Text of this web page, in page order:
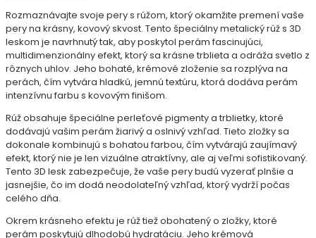
Rozmaznávajte svoje pery s rúžom, ktorý okamžite premení vaše
pery na krásny, kovový skvost. Tento špeciálny metalický rúž s 3D
leskom je navrhnutý tak, aby poskytol perám fascinujúci,
multidimenzionálny efekt, ktorý sa krásne trblieta a odráža svetlo z
rôznych uhlov. Jeho bohaté, krémové zloženie sa rozplýva na
perách, čím vytvára hladkú, jemnú textúru, ktorá dodáva perám
intenzívnu farbu s kovovým finišom.
Rúž obsahuje špeciálne perleťové pigmenty a trblietky, ktoré
dodávajú vašim perám žiarivý a oslnivý vzhľad. Tieto zložky sa
dokonale kombinujú s bohatou farbou, čím vytvárajú zaujímavý
efekt, ktorý nie je len vizuálne atraktívny, ale aj veľmi sofistikovaný.
Tento 3D lesk zabezpečuje, že vaše pery budú vyzerať plnšie a
jasnejšie, čo im dodá neodolateľný vzhľad, ktorý vydrží počas
celého dňa.
Okrem krásneho efektu je rúž tiež obohatený o zložky, ktoré
perám poskytujú dlhodobú hydratáciu. Jeho krémová